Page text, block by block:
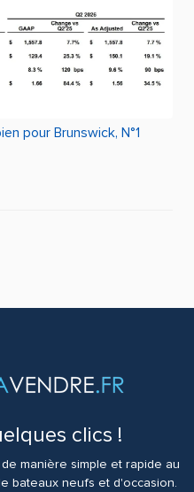
pour Brunswick, N°1
clics !
manière simple et rapide au
bateaux neufs et d'occasion.